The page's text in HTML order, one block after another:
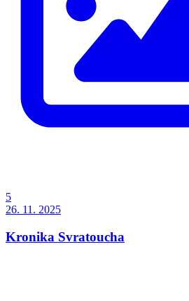
5
26. 11. 2025
Kronika Svratoucha